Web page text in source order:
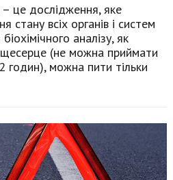
– це дослідження, яке
стану всіх органів і систем
аналізу, як
(не можна приймати
годин), можна пити тільки